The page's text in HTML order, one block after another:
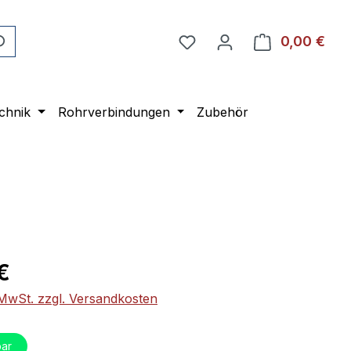
0,00 €
Rohrverbindungen Zubehör
zzgl. Versandkosten